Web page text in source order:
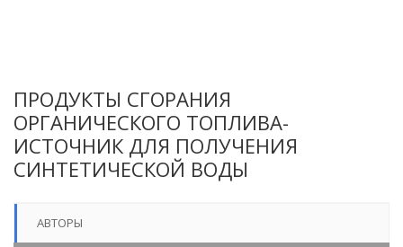
ПРОДУКТЫ СГОРАНИЯ
ОРГАНИЧЕСКОГО ТОПЛИВА-
ИСТОЧНИК ДЛЯ ПОЛУЧЕНИЯ
СИНТЕТИЧЕСКОЙ ВОДЫ
АВТОРЫ